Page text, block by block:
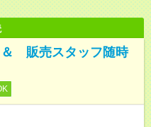
販売スタッフ随時